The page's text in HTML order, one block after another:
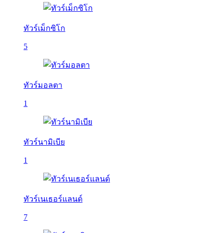
ทัวร์เม็กซิโก
5
ทัวร์มอลตา
1
ทัวร์นามิเบีย
1
ทัวร์เนเธอร์แลนด์
7